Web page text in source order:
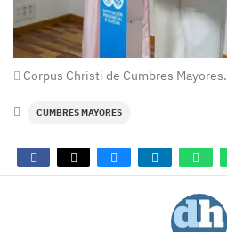
Corpus Christi de Cumbres Mayores.
CUMBRES MAYORES